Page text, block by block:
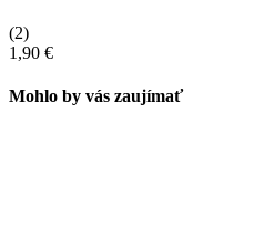
(2)
1,90 €
Mohlo by vás zaujímať